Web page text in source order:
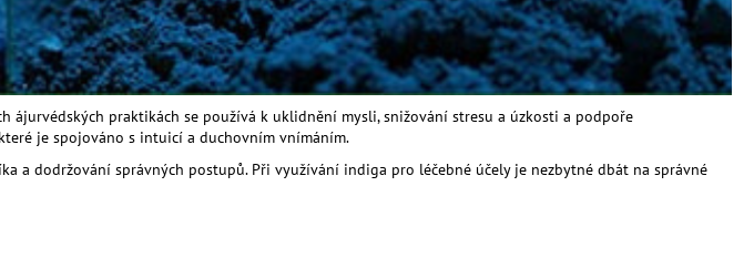
praktikách se používá k uklidnění mysli, snižování stresu a úzkosti a podpoře
je spojováno s intuicí a duchovním vnímáním.
a dodržování správných postupů. Při využívání indiga pro léčebné účely je nezbytné dbát na správné